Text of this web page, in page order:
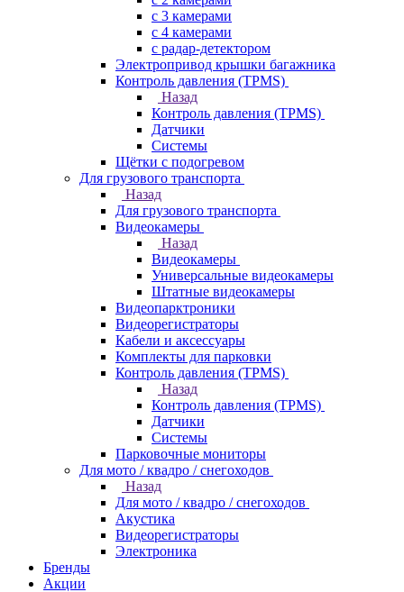
с 3 камерами
с 4 камерами
с радар-детектором
Электропривод крышки багажника
Контроль давления (TPMS)
Назад
Контроль давления (TPMS)
Датчики
Системы
Щётки с подогревом
Для грузового транспорта
Назад
Для грузового транспорта
Видеокамеры
Назад
Видеокамеры
Универсальные видеокамеры
Штатные видеокамеры
Видеопарктроники
Видеорегистраторы
Кабели и аксессуары
Комплекты для парковки
Контроль давления (TPMS)
Назад
Контроль давления (TPMS)
Датчики
Системы
Парковочные мониторы
Для мото / квадро / снегоходов
Назад
Для мото / квадро / снегоходов
Акустика
Видеорегистраторы
Электроника
Бренды
Акции